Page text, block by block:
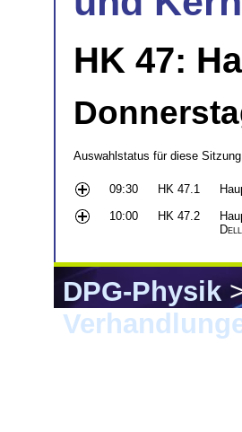
HK 47:
Auswahlstatus für diese
09:30 HK 47.1
10:00
HK 47.2
DPG-Physik